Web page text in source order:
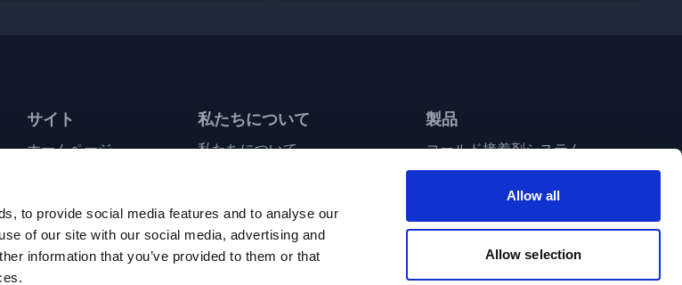
to provide social media features and to analyse our
of our site with our social media, advertising and
information that you’ve provided to them or that
Allow all
Allow selection
サイト
ホームページ
ブランド
サポート
お問い合わせ
私たちについて
私たちについて
イベント
採用
プライバシーポリシー
製品
コールド接着剤システム
ホットメルト調剤
ビジョン＆品質検査システム
中央接着剤供給 | 後充填システム
ホット＆コールド接着ガン